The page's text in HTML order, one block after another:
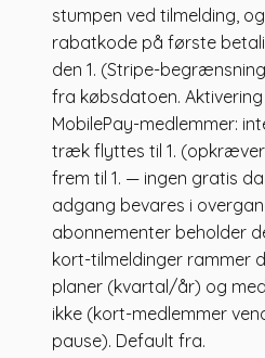
stumpen ved tilmelding,
rabatkode på første
den 1. (Stripe-
fra købsdatoen. Aktivering
MobilePay-medlemmer:
træk flyttes til 1.
frem til 1. — ingen gratis
adgang bevares i
abonnementer beholder
kort-tilmeldinger rammer
planer (kvartal/år) og
ikke (kort-medlemmer
pause). Default fra.